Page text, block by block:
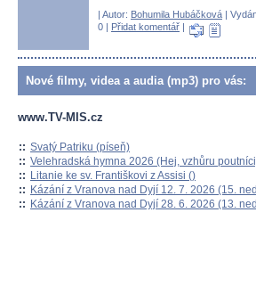
| Autor: Bohumila Hubáčková |
0 | Přidat komentář |
Nové filmy, videa a audia (mp3) pro vás:
www.TV-MIS.cz
:: Svatý Patriku (píseň)
:: Velehradská hymna 2026 (Hej, vzhůru
:: Litanie ke sv. Františkovi z Assisi ()
:: Kázání z Vranova nad Dyjí 12. 7. 2026 (15.
:: Kázání z Vranova nad Dyjí 28. 6. 2026 (13.